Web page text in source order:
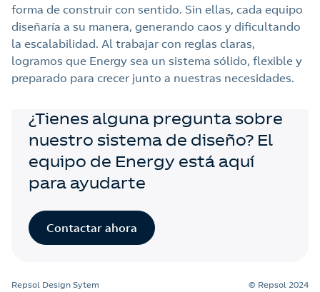
forma de construir con sentido. Sin ellas, cada equipo
diseñaría a su manera, generando caos y dificultando
la escalabilidad. Al trabajar con reglas claras,
logramos que Energy sea un sistema sólido, flexible y
preparado para crecer junto a nuestras necesidades.
¿Tienes alguna pregunta sobre
nuestro sistema de diseño? El
equipo de Energy está aquí
para ayudarte
Contactar ahora
Repsol Design Sytem © Repsol 2024